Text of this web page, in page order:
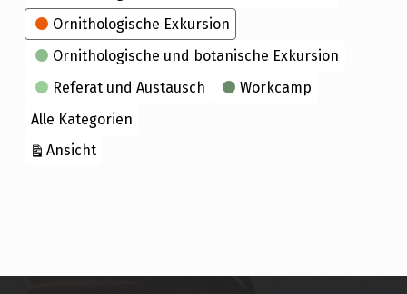
Ornithologische Exkursion
Ornithologische und botanische Exkursion
Referat und Austausch
Workcamp
Alle Kategorien
Ansichtausdrucken